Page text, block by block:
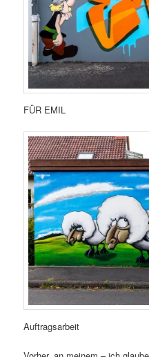
FÜR EMIL
Auftragsarbeit